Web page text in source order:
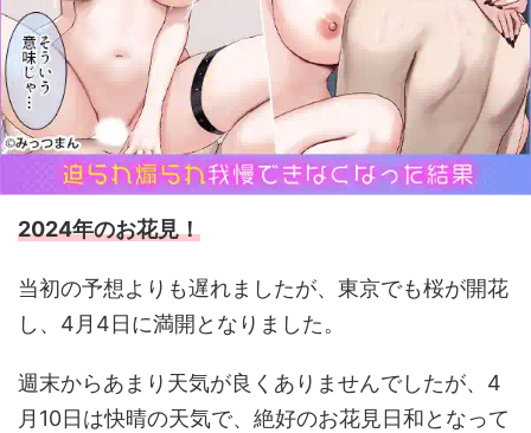
2024年のお花見！
当初の予想よりも遅れましたが、東京でも桜が開花
し、4月4日に満開となりました。
週末からあまり天気が良くありませんでしたが、4
月10日は快晴の天気で、絶好のお花見日和となって